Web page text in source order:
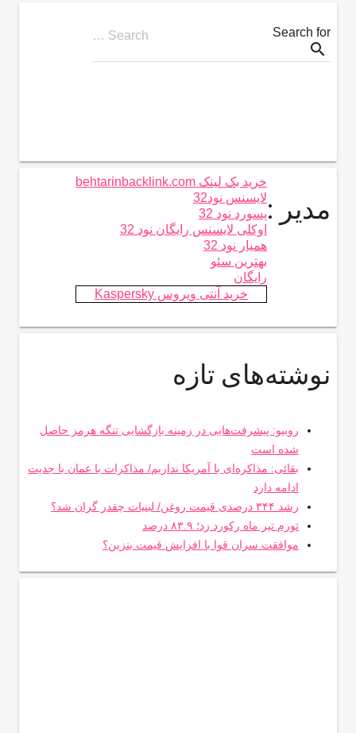
Search for
Search …
search
مدیر :
خرید بک لینک behtarinbacklink.com
لایسنس نود32
پسورد نود 32
اوکلی لایسنس رایگان نود 32
همیار نود 32
بهترین سئو
رایگان
خرید آنتی ویروس Kaspersky
نوشته‌های تازه
روبیو: پیشرفت‌هایی در زمینه بازگشایی تنگه هرمز حاصل
شده است
بقائی: مذاکره‌ای با آمریکا نداریم/ مذاکرات با عمان با جدیت
ادامه دارد
رشد ۳۴۴ درصدی قیمت روغن/ لبنیات چقدر گران شد؟
تورم تیر ماه رکورد زد؛ ۸۳.۹ درصد
موافقت سران قوا با افزایش قیمت بنزین؟